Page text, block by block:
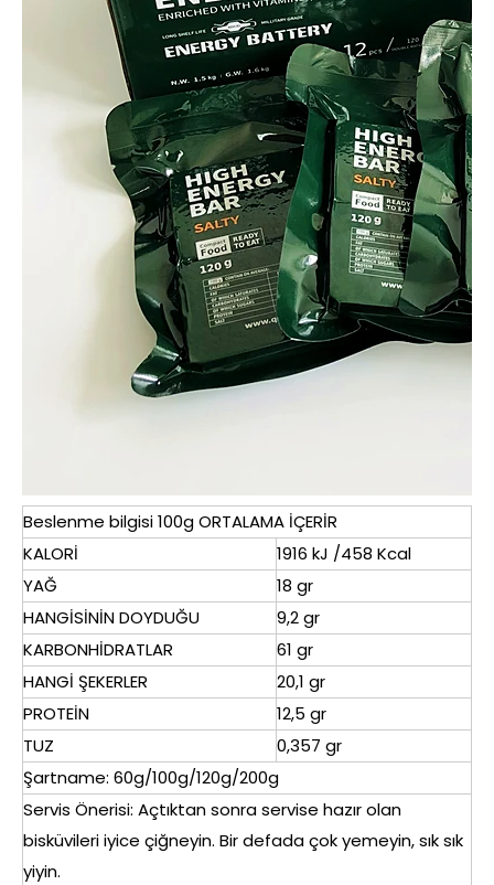
Beslenme bilgisi 100g ORTALAMA İÇERİR
KALORİ
1916 kJ /458 Kcal
YAĞ
18 gr
HANGİSİNİN DOYDUĞU
9,2 gr
KARBONHİDRATLAR
61 gr
HANGİ ŞEKERLER
20,1 gr
PROTEİN
12,5 gr
TUZ
0,357 gr
Şartname: 60g/100g/120g/200g
Servis Önerisi: Açtıktan sonra servise hazır olan
bisküvileri iyice çiğneyin. Bir defada çok yemeyin, sık sık
yiyin.